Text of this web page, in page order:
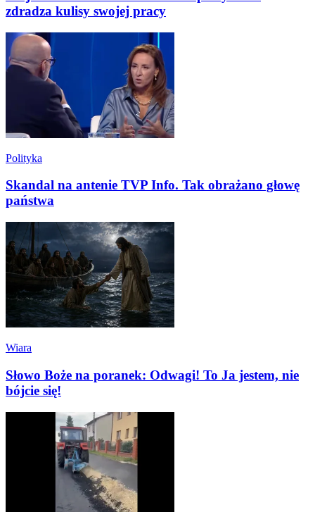
zdradza kulisy swojej pracy
Polityka
Skandal na antenie TVP Info. Tak obrażano głowę
państwa
Wiara
Słowo Boże na poranek: Odwagi! To Ja jestem, nie
bójcie się!